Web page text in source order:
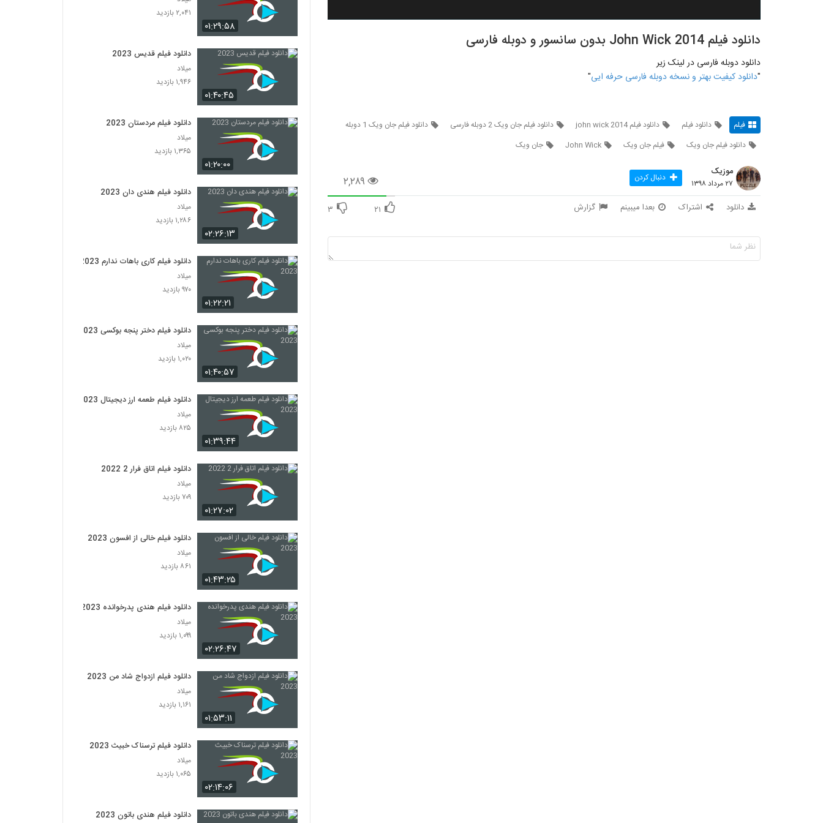
دانلود فیلم John Wick 2014 بدون سانسور و دوبله فارسی
دانلود دوبله فارسی در لینک زیر
"دانلود کیفیت بهتر و نسخه دوبله فارسی حرفه ایی"
فیلم دانلود فیلم دانلود فیلم john wick 2014 دانلود فیلم جان ویک 2 دوبله فارسی
دانلود فیلم جان ویک 1 دوبله
دانلود فیلم جان ویک
فیلم جان ویک John Wick جان ویک
۲,۲۸۹
موزیک
۲۷ مرداد ۱۳۹۸ دنبال کردن
دانلود اشتراک بعدا میبینم گزارش ۲۱ ۳
۰۱:۲۹:۵۸
۲,۰۴۱ بازدید
۰۱:۴۰:۴۵
دانلود فیلم قدیس 2023
میلاد
۱,۹۴۶ بازدید
۰۱:۲۰:۰۰
دانلود فیلم مردستان 2023
میلاد
۱,۳۶۵ بازدید
۰۲:۲۶:۱۳
دانلود فیلم هندی دان 2023
میلاد
۱,۲۸۶ بازدید
۰۱:۲۲:۲۱
دانلود فیلم کاری باهات ندارم 2023
میلاد
۹۷۰ بازدید
۰۱:۴۰:۵۷
دانلود فیلم دختر پنجه بوکسی 2023
میلاد
۱,۰۲۰ بازدید
۰۱:۳۹:۴۴
دانلود فیلم طعمه ارز دیجیتال 2023
میلاد
۸۲۵ بازدید
۰۱:۲۷:۰۲
دانلود فیلم اتاق فرار 2 2022
میلاد
۷۰۹ بازدید
۰۱:۴۳:۲۵
دانلود فیلم خالی از افسون 2023
میلاد
۸۶۱ بازدید
۰۲:۲۶:۴۷
دانلود فیلم هندی پدرخوانده 2023
میلاد
۱,۰۹۹ بازدید
۰۱:۵۳:۱۱
دانلود فیلم ازدواج شاد من 2023
میلاد
۱,۱۶۱ بازدید
۰۲:۱۴:۰۶
دانلود فیلم ترسناک خبیث 2023
میلاد
۱,۰۶۵ بازدید
دانلود فیلم هندی باتون 2023